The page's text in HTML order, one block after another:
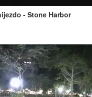
- Stone Harbor